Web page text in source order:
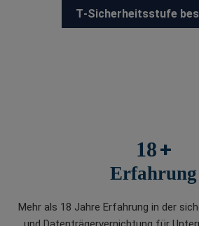
T‑Sicherheitsstufe
18+
Erfahrung
Mehr als 18 Jahre Erfahrung in der